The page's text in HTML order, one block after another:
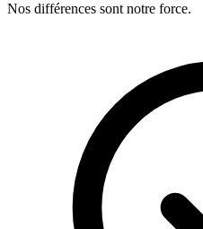
Nos différences sont notre force.